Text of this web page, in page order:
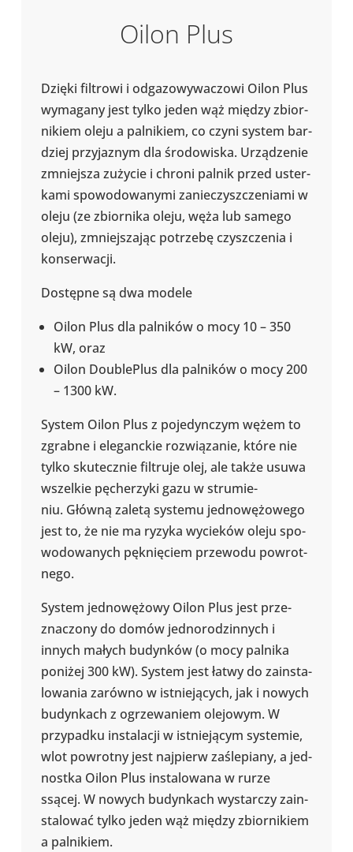
Oilon Plus
Dzięki fil­trowi i odga­zo­wy­wa­czowi Oilon Plus
wyma­gany jest tylko jeden wąż między zbior­
ni­kiem oleju a pal­ni­kiem, co czyni system bar­
dziej przy­ja­znym dla śro­do­wi­ska. Urzą­dze­nie
zmniej­sza zużycie i chroni palnik przed uster­
kami spo­wo­do­wa­nymi zanie­czysz­cze­niami w
oleju (ze zbior­nika oleju, węża lub samego
oleju), zmniej­sza­jąc potrzebę czysz­cze­nia i
kon­ser­wa­cji.
Dostępne są dwa modele
Oilon Plus dla pal­ni­ków o mocy 10 – 350
kW, oraz
Oilon Double­Plus dla pal­ni­ków o mocy 200
– 1300 kW.
System Oilon Plus z poje­dyn­czym wężem to
zgrabne i ele­ganc­kie roz­wią­za­nie, które nie
tylko sku­tecz­nie fil­truje olej, ale także usuwa
wszel­kie pęche­rzyki gazu w stru­mie­
niu. Główną zaletą systemu jed­no­wę­żo­wego
jest to, że nie ma ryzyka wycie­ków oleju spo­
wo­do­wa­nych pęk­nię­ciem prze­wodu powrot­
nego.
System jed­no­wę­żowy Oilon Plus jest prze­
zna­czony do domów jed­no­ro­dzin­nych i
innych małych budyn­ków (o mocy palnika
poniżej 300 kW). System jest łatwy do zain­sta­
lo­wa­nia zarówno w ist­nie­ją­cych, jak i nowych
budyn­kach z ogrze­wa­niem ole­jo­wym. W
przy­padku insta­la­cji w ist­nie­ją­cym sys­te­mie,
wlot powrotny jest naj­pierw zaśle­piany, a jed­
nostka Oilon Plus insta­lo­wana w rurze
ssącej. W nowych budyn­kach wystar­czy zain­
sta­lo­wać tylko jeden wąż między zbior­ni­kiem
a pal­ni­kiem.